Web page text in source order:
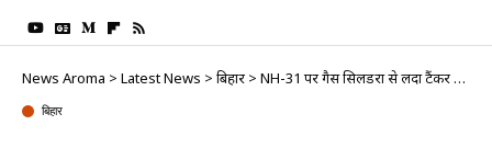
News Aroma > Latest News > बिहार > NH-31 पर गैस सिलेंडरों से लदा टैंकर पलटा, बड़ा हादसा टला; मची अफरा-तफरी
बिहार